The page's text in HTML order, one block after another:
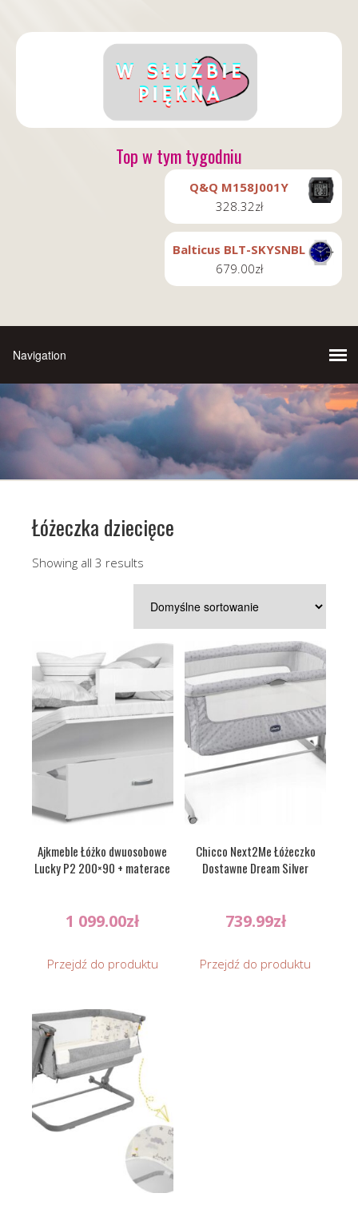
Top w tym tygodniu
Q&Q M158J001Y
328.32zł
Balticus BLT-SKYSNBL
679.00zł
Łóżeczka dziecięce
Showing all 3 results
Ajkmeble Łóżko dwuosobowe
Lucky P2 200×90 + materace
1 099.00zł
Przejdź do produktu
Chicco Next2Me Łóżeczko
Dostawne Dream Silver
739.99zł
Przejdź do produktu